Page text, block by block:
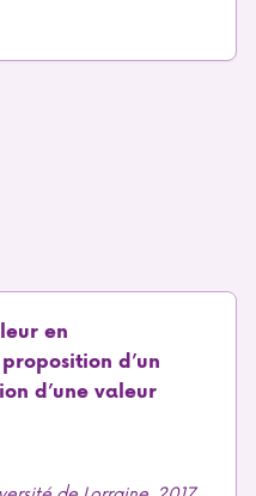
en
d’un
d’une valeur